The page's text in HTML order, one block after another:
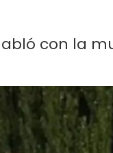
con la